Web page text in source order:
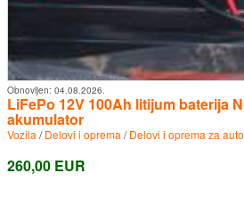
Obnovljen: 04.08.2026.
LiFePo 12V 100Ah litijum baterija
akumulator
Vozila /Delovi i oprema /Delovi i oprema za
260,00 EUR